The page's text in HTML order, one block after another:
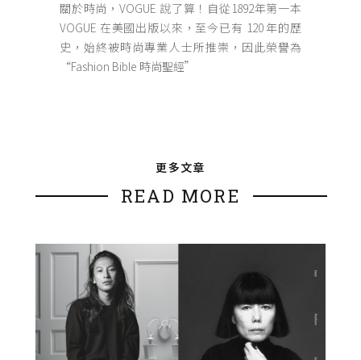
關於時尚，VOGUE 說了算！自從1892年第一本
VOGUE 在美國出版以來，至今已有 120 年的歷
史，始終被時尚專業人士所推崇，因此榮譽為
“Fashion Bible 時尚聖經”
更多文章
READ MORE